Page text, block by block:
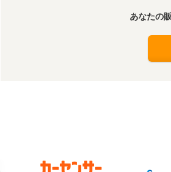
あなたの